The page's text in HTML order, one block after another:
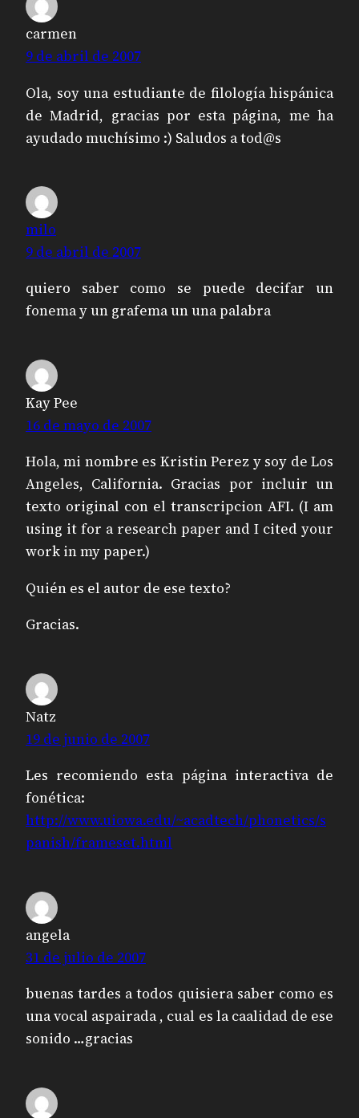
carmen
9 de abril de 2007
Ola, soy una estudiante de filología hispánica
de Madrid, gracias por esta página, me ha
ayudado muchísimo :) Saludos a tod@s
milo
9 de abril de 2007
quiero saber como se puede decifar un
fonema y un grafema un una palabra
Kay Pee
16 de mayo de 2007
Hola, mi nombre es Kristin Perez y soy de Los
Angeles, California. Gracias por incluir un
texto original con el transcripcion AFI. (I am
using it for a research paper and I cited your
work in my paper.)
Quién es el autor de ese texto?
Gracias.
Natz
19 de junio de 2007
Les recomiendo esta página interactiva de
fonética:
http://www.uiowa.edu/~acadtech/phonetics/s
panish/frameset.html
angela
31 de julio de 2007
buenas tardes a todos quisiera saber como es
una vocal aspairada , cual es la caalidad de ese
sonido …gracias